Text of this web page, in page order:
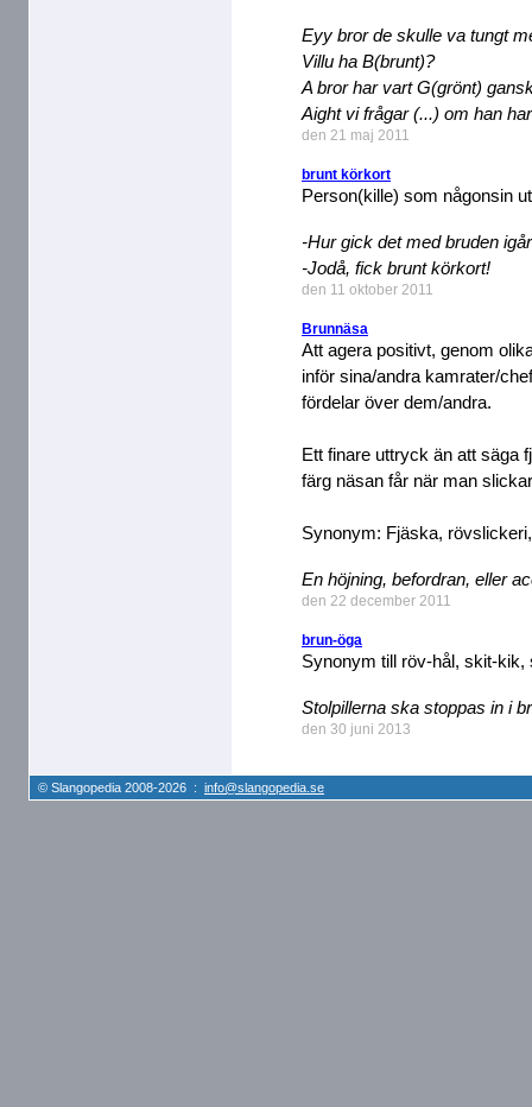
Eyy bror de skulle va tungt
Villu ha B(brunt)?
A bror har vart G(grönt)
Aight vi frågar (...) om han
den 21 maj 2011
brunt körkort
Person(kille) som någonsin
-Hur gick det med bruden
-Jodå, fick brunt körkort!
den 11 oktober 2011
Brunnäsa
Att agera positivt, genom
inför sina/andra kamrater/
fördelar över dem/andra.
Ett finare uttryck än att säga
färg näsan får när man
Synonym: Fjäska,
En höjning, befordran, eller
den 22 december 2011
brun-öga
Synonym till röv-hål, skit-kik,
Stolpillerna ska stoppas in i
den 30 juni 2013
© Slangopedia 2008-2026 : info@slangopedia.se